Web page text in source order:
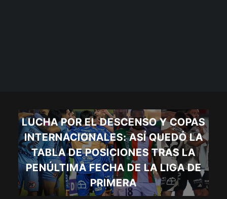
LUCHA POR EL DESCENSO Y COPAS
INTERNACIONALES: ASÍ QUEDÓ LA
TABLA DE POSICIONES TRAS LA
PENÚLTIMA FECHA DE LA LIGA DE
PRIMERA